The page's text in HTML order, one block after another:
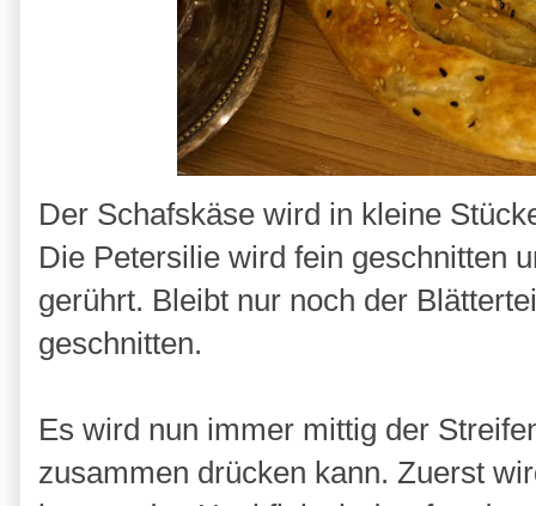
Der Schafskäse wird in kleine
Die Petersilie wird fein geschnitten
gerührt. Bleibt nur noch der
geschnitten.
Es wird nun immer mittig der
zusammen drücken kann. Zuerst